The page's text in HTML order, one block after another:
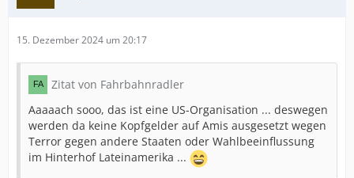
15. Dezember 2024 um 20:17
Zitat von Fahrbahnradler
Aaaaach sooo, das ist eine US-Organisation ... deswegen
werden da keine Kopfgelder auf Amis ausgesetzt wegen
Terror gegen andere Staaten oder Wahlbeeinflussung
im Hinterhof Lateinamerika ...